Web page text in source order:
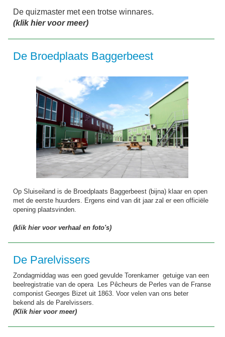
De quizmaster met een trotse winnares.
(klik hier voor meer)
De Broedplaats Baggerbeest
Op Sluiseiland is de Broedplaats Baggerbeest (bijna) klaar en open
met de eerste huurders. Ergens eind van dit jaar zal er een officiële
opening plaatsvinden.
(klik hier voor verhaal en foto's)
De Parelvissers
Zondagmiddag was een goed gevulde Torenkamer getuige van een
beelregistratie van de opera Les Pêcheurs de Perles van de Franse
componist Georges Bizet uit 1863. Voor velen van ons beter
bekend als de Parelvissers.
(Klik hier voor meer)